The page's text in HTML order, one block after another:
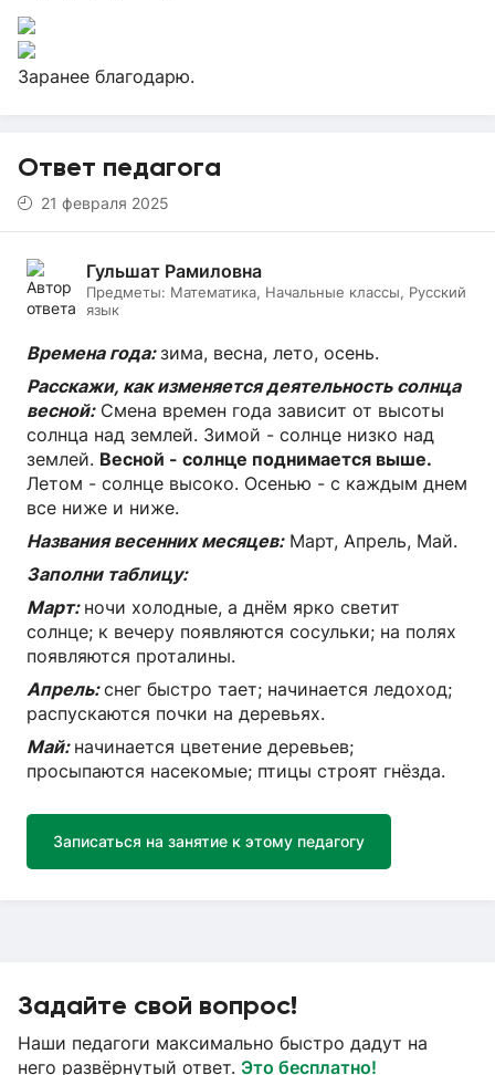
Заранее благодарю.
Ответ педагога
21 февраля 2025
Гульшат Рамиловна
Предметы: Математика, Начальные классы, Русский
язык
Времена года:зима, весна, лето, осень.
Расскажи, как изменяется деятельность солнца
весной:Смена времен года зависит от высоты
солнца над землей. Зимой - солнце низко над
землей. Весной - солнце поднимается выше.
Летом - солнце высоко. Осенью - с каждым днем
все ниже и ниже.
Названия весенних месяцев:Март, Апрель, Май.
Заполни таблицу:
Март: ночи холодные, а днём ярко светит
солнце; к вечеру появляются сосульки; на полях
появляются проталины.
Апрель:снег быстро тает; начинается ледоход;
распускаются почки на деревьях.
Май: начинается цветение деревьев;
просыпаются насекомые; птицы строят гнёзда.
Записаться на занятие к этому педагогу
Задайте свой вопрос!
Наши педагоги максимально быстро дадут на
него развёрнутый ответ. Это бесплатно!